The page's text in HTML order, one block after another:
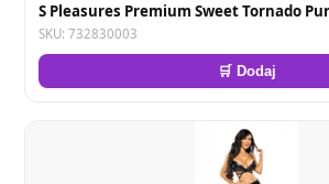
S Pleasures Premium Sweet Tornado
SKU: 732830003
🛒 Dodaj